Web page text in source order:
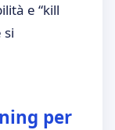
e “kill
si
per